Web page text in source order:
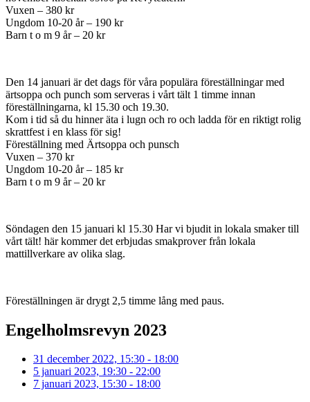
Vuxen – 380 kr
Ungdom 10-20 år – 190 kr
Barn t o m 9 år – 20 kr
Den 14 januari är det dags för våra populära föreställningar med
ärtsoppa och punch som serveras i vårt tält 1 timme innan
föreställningarna, kl 15.30 och 19.30.
Kom i tid så du hinner äta i lugn och ro och ladda för en riktigt rolig
skrattfest i en klass för sig!
Föreställning med Ärtsoppa och punsch
Vuxen – 370 kr
Ungdom 10-20 år – 185 kr
Barn t o m 9 år – 20 kr
Söndagen den 15 januari kl 15.30 Har vi bjudit in lokala smaker till
vårt tält! här kommer det erbjudas smakprover från lokala
mattillverkare av olika slag.
Föreställningen är drygt 2,5 timme lång med paus.
Engelholmsrevyn 2023
31 december 2022, 15:30 - 18:00
5 januari 2023, 19:30 - 22:00
7 januari 2023, 15:30 - 18:00